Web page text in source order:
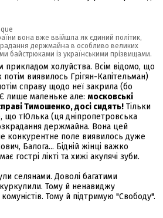
вона вже ввійшла як єдиний політик,
держмайна в особливо великих
байстрюками із українськими прізвищами.
прикладом холуйства. Всім відомо, що
виявилось Грігян-Капітельман)
справу щодо неї закрила (бо
лише маленьке але: московські
Тимошенко, досі сидять! Тільки
що тЮлька (ця дніпропетровська
держмайна. Вона цей
конкурентне поле виявилось дуже
Балога... Бідній жінці важко
гострі лікті та хижі акулячі зуби.
селянами. Доволі багатими
Тому й ненавиджу
Тому й підтримую "Свободу".